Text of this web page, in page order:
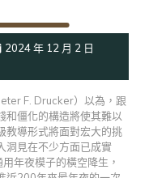
2024 年 12 月 2 日
F. Drucker）以為，跟
和僵化的構造將使其難以
教導形式將面對宏大的挑
洞見在不少方面已成實
年夜模子的橫空降生，